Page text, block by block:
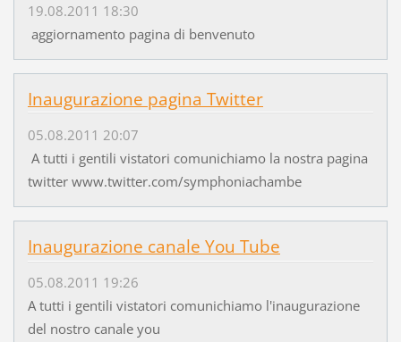
19.08.2011 18:30
aggiornamento pagina di benvenuto
Inaugurazione pagina Twitter
05.08.2011 20:07
A tutti i gentili vistatori comunichiamo la nostra pagina
twitter www.twitter.com/symphoniachambe
Inaugurazione canale You Tube
05.08.2011 19:26
A tutti i gentili vistatori comunichiamo l'inaugurazione
del nostro canale you